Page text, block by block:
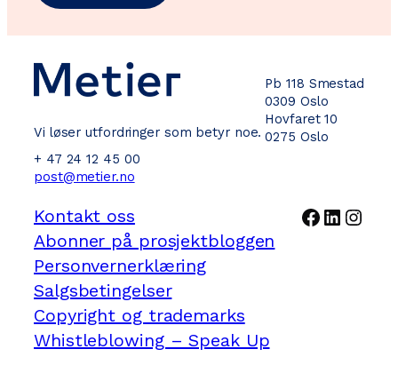
Vi løser utfordringer som betyr noe.
+ 47 24 12 45 00
post@metier.no
Pb 118 Smestad
0309 Oslo
Hovfaret 10
0275 Oslo
Kontakt oss
Abonner på prosjektbloggen
Personvernerklæring
Salgsbetingelser
Copyright og trademarks
Whistleblowing – Speak Up
Facebook